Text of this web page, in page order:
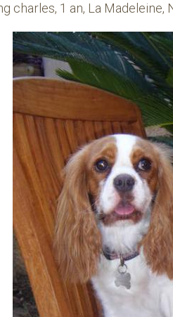
charles, 1 an, La Madeleine,